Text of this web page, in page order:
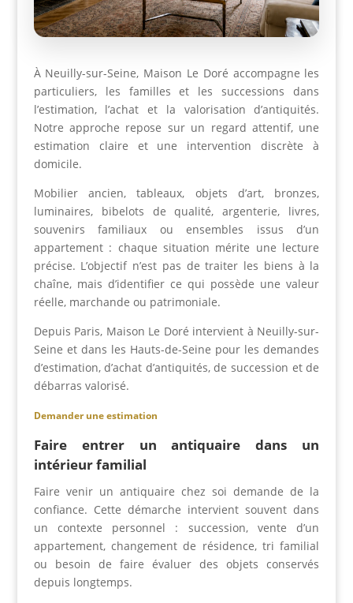
À Neuilly-sur-Seine, Maison Le Doré accompagne les
particuliers, les familles et les successions dans
l’estimation, l’achat et la valorisation d’antiquités.
Notre approche repose sur un regard attentif, une
estimation claire et une intervention discrète à
domicile.
Mobilier ancien, tableaux, objets d’art, bronzes,
luminaires, bibelots de qualité, argenterie, livres,
souvenirs familiaux ou ensembles issus d’un
appartement : chaque situation mérite une lecture
précise. L’objectif n’est pas de traiter les biens à la
chaîne, mais d’identifier ce qui possède une valeur
réelle, marchande ou patrimoniale.
Depuis Paris, Maison Le Doré intervient à Neuilly-sur-
Seine et dans les Hauts-de-Seine pour les demandes
d’estimation, d’achat d’antiquités, de succession et de
débarras valorisé.
Demander une estimation
Faire entrer un antiquaire dans un
intérieur familial
Faire venir un antiquaire chez soi demande de la
confiance. Cette démarche intervient souvent dans
un contexte personnel : succession, vente d’un
appartement, changement de résidence, tri familial
ou besoin de faire évaluer des objets conservés
depuis longtemps.